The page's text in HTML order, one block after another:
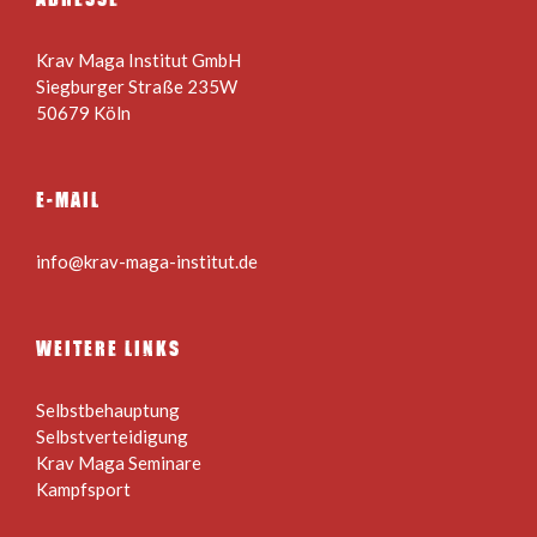
Krav Maga Institut GmbH
Siegburger Straße 235W
50679 Köln
E-MAIL
info@krav-maga-institut.de
WEITERE LINKS
Selbstbehauptung
Selbstverteidigung
Krav Maga Seminare
Kampfsport